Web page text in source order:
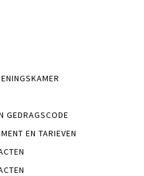
GEDRAGSCODE
EN TARIEVEN